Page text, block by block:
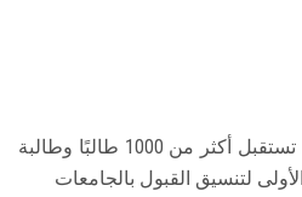
معامل التنسيق الإلكتروني تستقبل أكثر من 1000 طالبًا وطالبة
لتنسيق القبول بالجامعات